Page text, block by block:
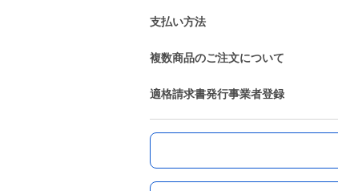
支払い方法
複数商品のご注文について
適格請求書発行事業者登録